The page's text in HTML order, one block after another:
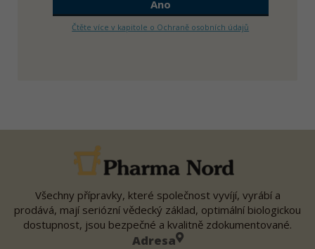
Čtěte více v kapitole o Ochraně osobních údajů
Všechny přípravky, které společnost vyvíjí, vyrábí a
prodává, mají seriózní vědecký základ, optimální biologickou
dostupnost, jsou bezpečné a kvalitně zdokumentované.
Adresa